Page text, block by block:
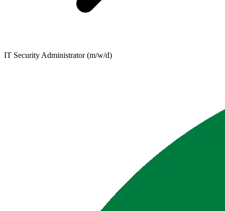
IT Security Administrator (m/w/d)